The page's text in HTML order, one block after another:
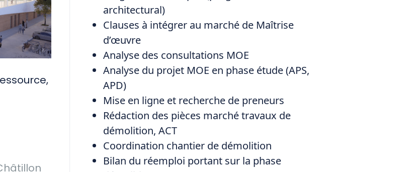
architectural)
Clauses à intégrer au marché de Maîtrise
d’œuvre
Analyse des consultations MOE
Analyse du projet MOE en phase étude (APS,
APD)
Mise en ligne et recherche de preneurs
Rédaction des pièces marché travaux de
démolition, ACT
Coordination chantier de démolition
Bilan du réemploi portant sur la phase